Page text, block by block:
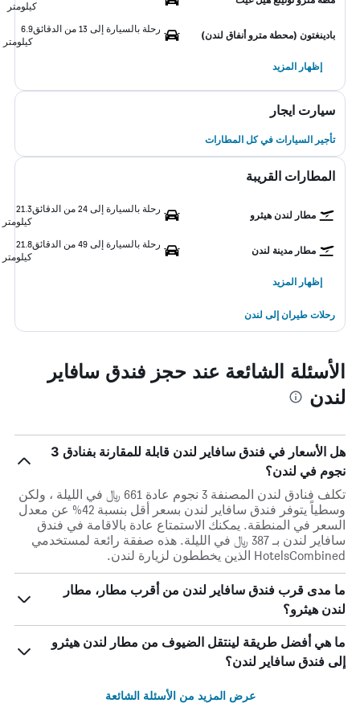
كيلومتر
بادينغتون (محطة مترو أنفاق لندن)
رحلة بالسيارة إلى 13 من الدقائق
6.9
كيلومتر
إظهار المزيد
سيارت ايجار
تأجير السيارات في كل المطارات
المطارات القريبة
مطار لندن هيثرو
رحلة بالسيارة إلى 24 من الدقائق
21.3
كيلومتر
مطار مدينة لندن
رحلة بالسيارة إلى 49 من الدقائق
21.8
كيلومتر
إظهار المزيد
رحلات طيران إلى لندن
الأسئلة الشائعة عند حجز فندق سافاير
لندن
هل الأسعار في فندق سافاير لندن قابلة للمقارنة بفنادق 3
نجوم في لندن؟
تكلف فنادق لندن المصنفة 3 نجوم عادة 661 ﷼ في الليلة ، ولكن
وسطياً يتوفر فندق سافاير لندن بسعر أقل بنسبة 42% عن معدل
السعر في المنطقة. يمكنك الاستمتاع عادة بالاقامة في فندق
سافاير لندن بـ 387 ﷼ في الليلة. هذه صفقة رائعة لمستخدمي
HotelsCombined الذين يخططون لزيارة لندن.
ما مدى قرب فندق سافاير لندن من أقرب مطار، مطار
لندن هيثرو؟
ما هي أفضل طريقة لينتقل الضيوف من مطار لندن هيثرو
إلى فندق سافاير لندن؟
عرض المزيد من الأسئلة الشائعة